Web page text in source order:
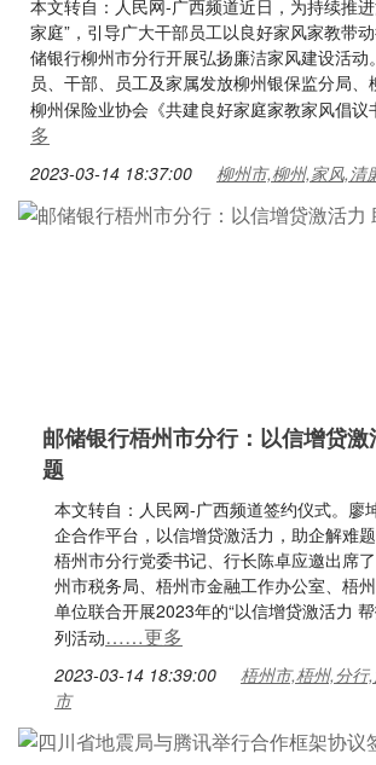
本文转自：人民网-广西频道近日，为持续推
家庭”，引导广大干部员工以良好家风家教带
储银行柳州市分行开展弘扬廉洁家风建设活动
员、干部、员工及家属发放柳州银保监分局、
柳州保险业协会《共建良好家庭家教家风倡议
多
2023-03-14 18:37:00 柳州市,柳州,家风,清
邮储银行梧州市分行：以信增贷
题
本文转自：人民网-广西频道签约仪式。廖
企合作平台，以信增贷激活力，助企解难
梧州市分行党委书记、行长陈卓应邀出席
州市税务局、梧州市金融工作办公室、梧
单位联合开展2023年的“以信增贷激活力
列活动……更多
2023-03-14 18:39:00
梧州市,梧州,分行
市